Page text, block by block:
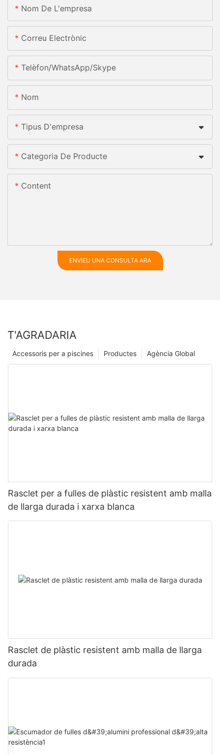
Nom De L'empresa
Correu Electrònic
Telèfon/WhatsApp/Skype
Nom
Tipus D'empresa
Categoria De Producte
Content
ENVIEU UNA CONSULTA ARA
T'AGRADARIA
Agència Global
Productes
Accessoris per a piscines
Rasclet per a fulles de plàstic resistent amb malla
de llarga durada i xarxa blanca
Rasclet de plàstic resistent amb malla de llarga
durada